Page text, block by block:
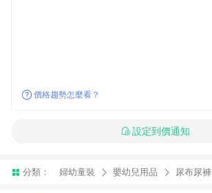
價格趨勢怎麼看？
設定到價通知
分類： 婦幼童裝 嬰幼兒用品 尿布尿褲